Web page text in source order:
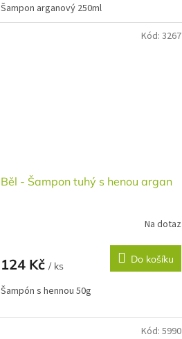
Šampon arganový 250ml
Běl - Šampon tuhý s henou argan
Na dotaz
124 Kč / ks
Do košíku
Šampón s hennou 50g
Kód: 3267
Kód: 5990